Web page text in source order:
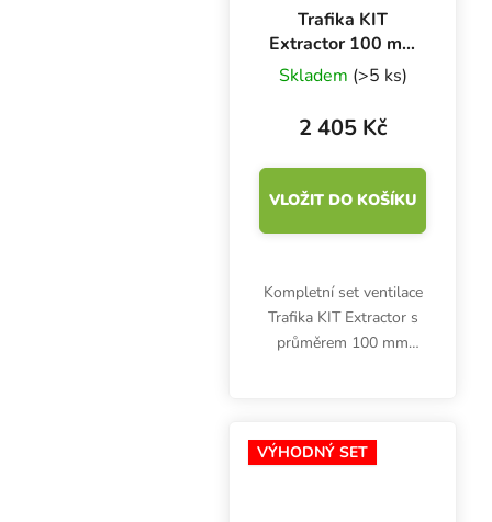
Trafika KIT
Extractor 100 mm
/ 250 m3/h,
kompletní set
ventilace
Skladem (>5 ks)
2 405 Kč
VLOŽIT DO KOŠÍKU
Kompletní set ventilace
Trafika KIT Extractor s
průměrem 100 mm
TT ventilátor 145-187
m3/h s kabelem,...
VÝHODNÝ SET